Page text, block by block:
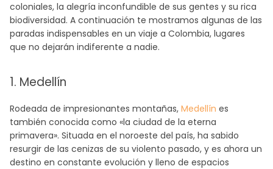
coloniales, la alegría inconfundible de sus gentes y su rica
biodiversidad. A continuación te mostramos algunas de las
paradas indispensables en un viaje a Colombia, lugares
que no dejarán indiferente a nadie.
1. Medellín
Rodeada de impresionantes montañas, Medellín es
también conocida como «la ciudad de la eterna
primavera». Situada en el noroeste del país, ha sabido
resurgir de las cenizas de su violento pasado, y es ahora un
destino en constante evolución y lleno de espacios